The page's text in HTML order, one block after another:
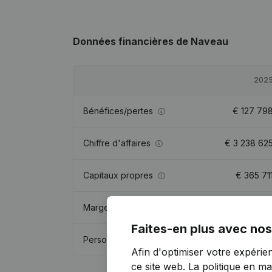
Données financières de Naveau
Bénéfices/pertes € 127
Chiffre d'affaires € 3 238
Capitaux propres € 365
Marge brute
Personnel
Faites-en plus avec
Afin d'optimiser votre
ce site web. La politique en